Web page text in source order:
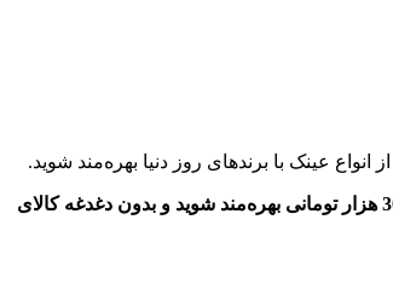
انواع عینک با برندهای روز دنيا بهره‌مند شوید.
در حال حاضر «ديجی کالا» بر روی عینک‌های منتخب خود اين امكان را فراهم ساخته تا برای سفارش‌های بالای 1 میلیون و 100 هزار تومانی خود از کد تخفیف 300 هزار تومانی بهره‌مند شويد و بدون دغدغه کالای